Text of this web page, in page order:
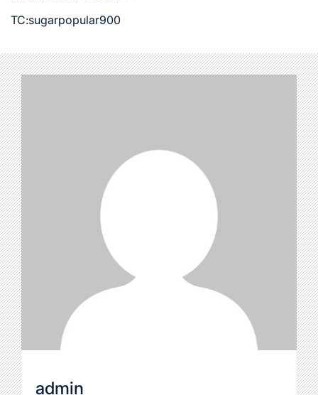
TC:sugarpopular900
admin